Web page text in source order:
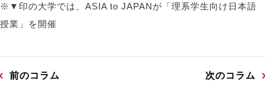
※▼印の大学では、ASIA to JAPANが「理系学生向け日本語
授業」を開催
前のコラム 次のコラム